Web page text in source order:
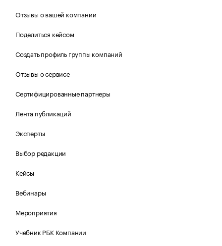
Отзывы о вашей компании
Поделиться кейсом
Создать профиль группы компаний
Отзывы о сервисе
Сертифицированные партнеры
Лента публикаций
Эксперты
Выбор редакции
Кейсы
Вебинары
Мероприятия
Учебник РБК Компании